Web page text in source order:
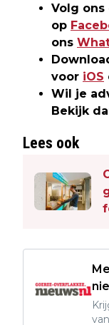
Volg ons
op
ons
voor iOS
Wil je
Bekijk
Lees ook